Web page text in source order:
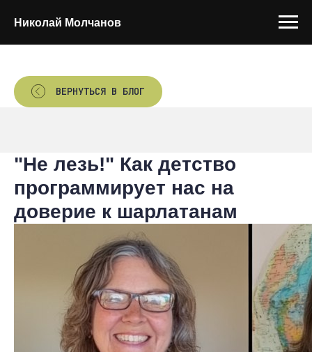
Николай Молчанов
ВЕРНУТЬСЯ В БЛОГ
"Не лезь!" Как детство
программирует нас на
доверие к шарлатанам